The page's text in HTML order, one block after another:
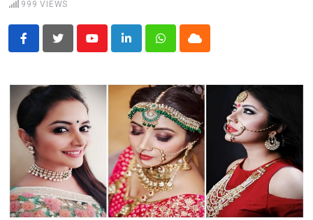
999 VIEWS
YoutubeLinkedInWhatsappCloud